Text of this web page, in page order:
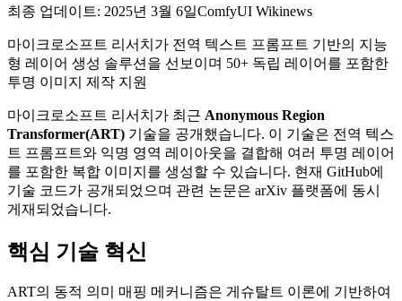
최종 업데이트: 2025년 3월 6일ComfyUI Wikinews
마이크로소프트 리서치가 전역 텍스트 프롬프트 기반의 지능
형 레이어 생성 솔루션을 선보이며 50+ 독립 레이어를 포함한
투명 이미지 제작 지원
마이크로소프트 리서치가 최근 Anonymous Region
Transformer(ART) 기술을 공개했습니다. 이 기술은 전역 텍스
트 프롬프트와 익명 영역 레이아웃을 결합해 여러 투명 레이어
를 포함한 복합 이미지를 생성할 수 있습니다. 현재 GitHub에
기술 코드가 공개되었으며 관련 논문은 arXiv 플랫폼에 동시
게재되었습니다.
핵심 기술 혁신
ART의 동적 의미 매핑 메커니즘은 게슈탈트 이론에 기반하여